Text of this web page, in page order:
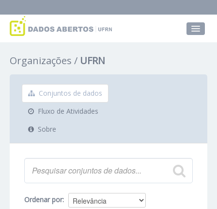
Grupos
Sobre
Organizações UFRN
Conjuntos de dados
Fluxo de Atividades
Sobre
Ordenar por